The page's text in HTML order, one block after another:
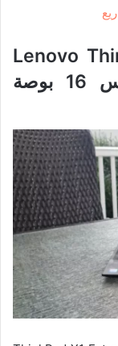
Lenovo
أفضل لاب توب لينوفو مقاس 16 بوصة